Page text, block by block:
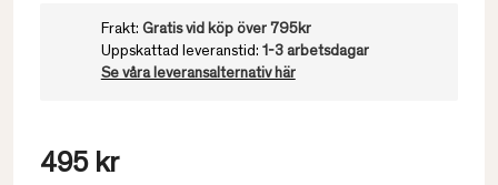
Frakt: Gratis vid köp över 795kr
Uppskattad leveranstid: 1-3 arbetsdagar
Se våra leveransalternativ här
495 kr